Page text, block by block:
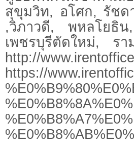
สุขุมวิท, อโศก, รัชด
,วิภาวดี, พหลโยธิ
เพชรบุรีตัดใหม่,
http://
https://